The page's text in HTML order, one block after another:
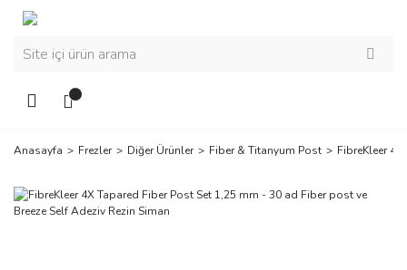
Anasayfa Frezler Diğer Ürünler Fiber & Titanyum Post FibreKleer